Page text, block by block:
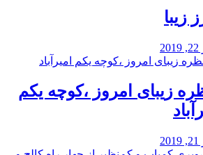
زیبا
زیبای امروز ،کوچه یکم